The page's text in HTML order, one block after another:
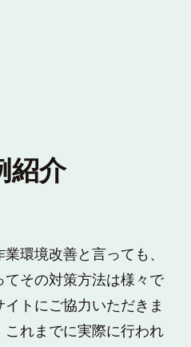
紹介
環境改善と言っても、
その対策方法は様々で
トにご協力いただきま
これまでに実際に行われ